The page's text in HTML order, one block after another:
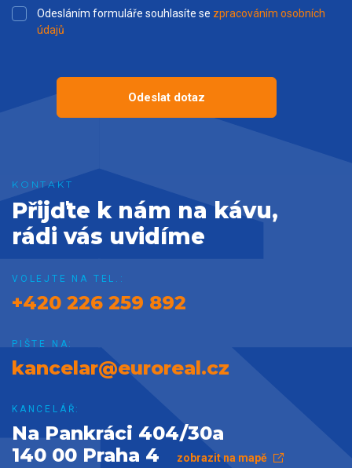
Odesláním formuláře souhlasíte se zpracováním osobních
údajů
Odeslat dotaz
Přijďte k nám na kávu,
rádi vás uvidíme
VOLEJTE NA TEL.:
+420 226 259 892
PIŠTE NA:
kancelar@euroreal.cz
KANCELÁŘ:
Na Pankráci 404/30a
140 00 Praha 4
zobrazit na mapě